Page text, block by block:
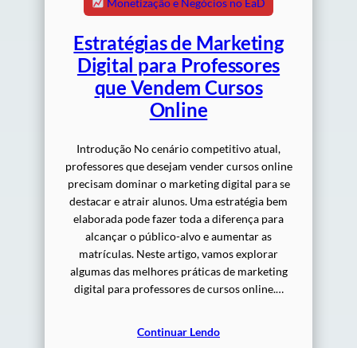
Estratégias de Marketing
Digital para Professores
que Vendem Cursos
Online
Introdução No cenário competitivo atual,
professores que desejam vender cursos online
precisam dominar o marketing digital para se
destacar e atrair alunos. Uma estratégia bem
elaborada pode fazer toda a diferença para
alcançar o público-alvo e aumentar as
matrículas. Neste artigo, vamos explorar
algumas das melhores práticas de marketing
digital para professores de cursos online.…
Continuar Lendo